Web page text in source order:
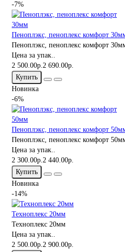
-7%
Пеноплэкс, пеноплекс комфорт
Пеноплэкс, пеноплекс комфорт
Цена за упак..
2 500.00р.2 690.00р.
Купить
Новинка
-6%
Пеноплэкс, пеноплекс комфорт
Пеноплэкс, пеноплекс комфорт
Цена за упак..
2 300.00р.2 440.00р.
Купить
Новинка
-14%
Техноплекс 20мм
Техноплекс 20мм
Цена за упак..
2 500.00р.2 900.00р.